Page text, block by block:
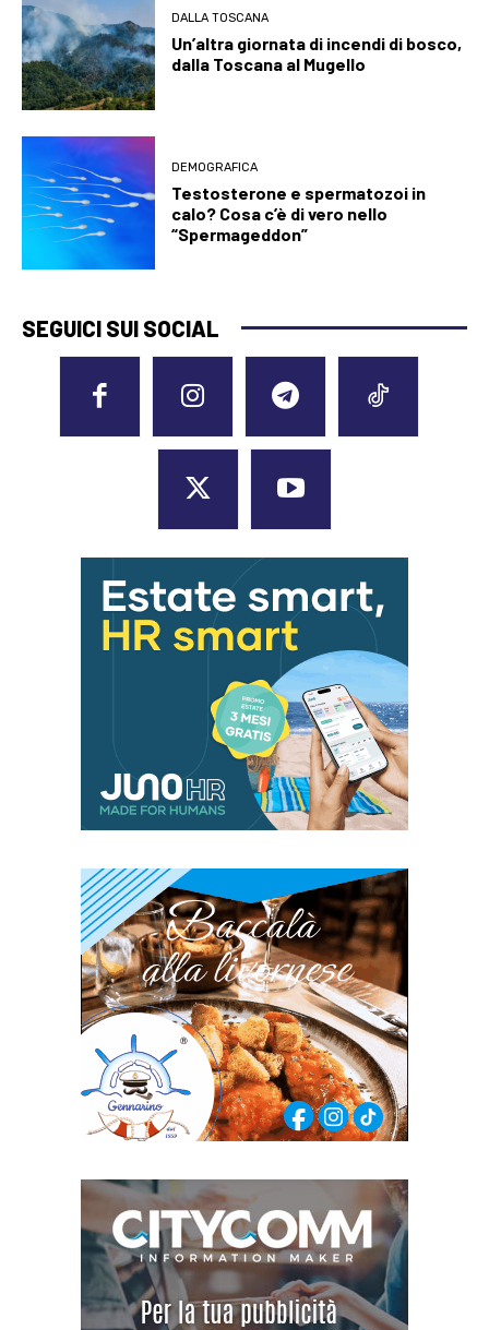
DALLA TOSCANA
Un’altra giornata di incendi di bosco,
dalla Toscana al Mugello
DEMOGRAFICA
Testosterone e spermatozoi in
calo? Cosa c’è di vero nello
“Spermageddon”
SEGUICI SUI SOCIAL